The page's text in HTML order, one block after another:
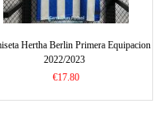
Hertha Berlin Primera Equipacion
2022/2023
€17.80